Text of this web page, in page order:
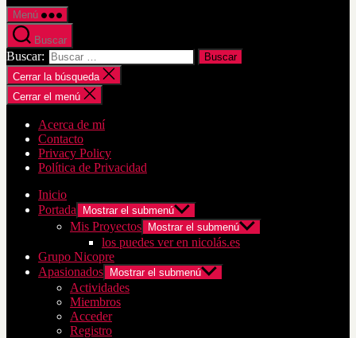
Menú
Buscar
Buscar:
Cerrar la búsqueda
Cerrar el menú
Acerca de mí
Contacto
Privacy Policy
Política de Privacidad
Inicio
Portada
Mostrar el submenú
Mis Proyectos Mostrar el submenú
los puedes ver en nicolás.es
Grupo Nicopre
Apasionados
Mostrar el submenú
Actividades
Miembros
Acceder
Registro